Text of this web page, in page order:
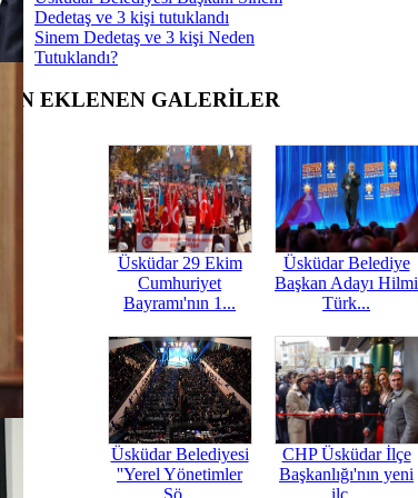
Dedetaş ve 3 kişi tutuklandı
Sinem Dedetaş ve 3 kişi Neden
Tutuklandı?
SON EKLENEN GALERİLER
Üsküdar 29 Ekim
Cumhuriyet
Bayramı'nın 1...
Üsküdar Belediye
Başkan Adayı Hilmi
Türk...
Üsküdar Belediyesi
''Yerel Yönetimler
Şö...
CHP Üsküdar İlçe
Başkanlığı'nın yeni
ilç...